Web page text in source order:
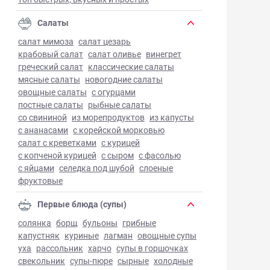
Салаты
салат мимоза салат цезарь
крабовый салат салат оливье винегрет
греческий салат классические салаты
мясные салаты новогодние салаты
овощные салаты с огурцами
постные салаты рыбные салаты
со свининой из морепродуктов из капусты
с ананасами с корейской морковью
салат с креветками с курицей
с копченой курицей с сыром с фасолью
с яйцами селедка под шубой слоеные
фруктовые
Первые блюда (супы)
солянка борщ бульоны грибные
капустняк куриные лагман овощные супы
уха рассольник харчо супы в горшочках
свекольник супы-пюре сырные холодные